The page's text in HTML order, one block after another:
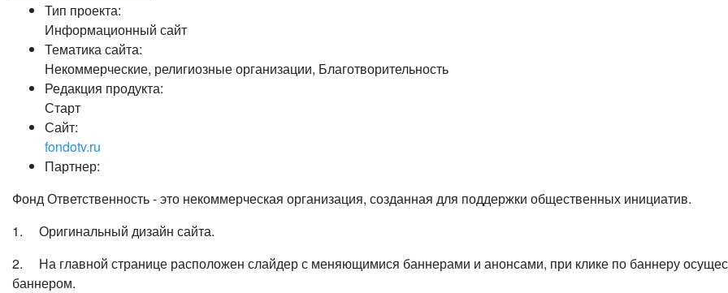
Тип проекта:
Информационный сайт
Тематика сайта:
Некоммерческие, религиозные организации, Благотворительность
Редакция продукта:
Старт
Сайт:
fondotv.ru
Партнер:
Фонд Ответственность - это некоммерческая организация, созданная для поддержки общественных инициатив.
1. Оригинальный дизайн сайта.
2. На главной странице расположен слайдер с меняющимися баннерами и анонсами, при клике по баннеру
баннером.